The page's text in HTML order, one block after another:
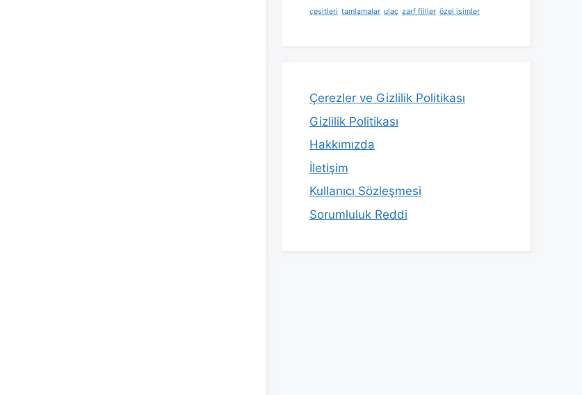
çeşitleri tamlamalar ulaç zarf fiiller özel isimler
Çerezler ve Gizlilik Politikası
Gizlilik Politikası
Hakkımızda
İletişim
Kullanıcı Sözleşmesi
Sorumluluk Reddi